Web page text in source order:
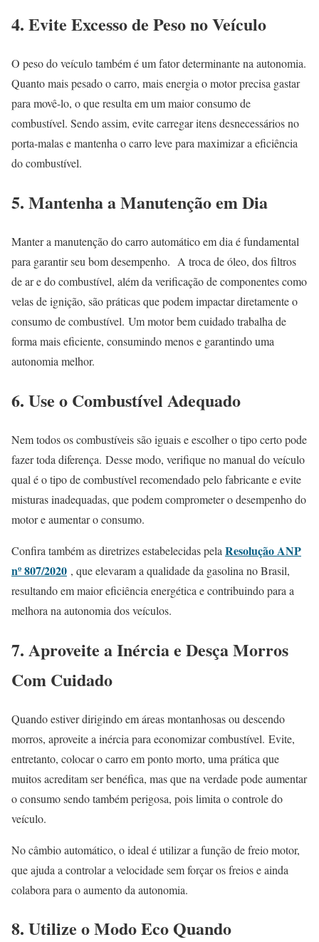
4. Evite Excesso de Peso no Veículo
O peso do veículo também é um fator determinante na autonomia.
Quanto mais pesado o carro, mais energia o motor precisa gastar
para movê-lo, o que resulta em um maior consumo de
combustível. Sendo assim, evite carregar itens desnecessários no
porta-malas e mantenha o carro leve para maximizar a eficiência
do combustível.
5. Mantenha a Manutenção em Dia
Manter a manutenção do carro automático em dia é fundamental
para garantir seu bom desempenho. A troca de óleo, dos filtros
de ar e do combustível, além da verificação de componentes como
velas de ignição, são práticas que podem impactar diretamente o
consumo de combustível. Um motor bem cuidado trabalha de
forma mais eficiente, consumindo menos e garantindo uma
autonomia melhor.
6. Use o Combustível Adequado
Nem todos os combustíveis são iguais e escolher o tipo certo pode
fazer toda diferença. Desse modo, verifique no manual do veículo
qual é o tipo de combustível recomendado pelo fabricante e evite
misturas inadequadas, que podem comprometer o desempenho do
motor e aumentar o consumo.
Confira também as diretrizes estabelecidas pela Resolução ANP
nº 807/2020 , que elevaram a qualidade da gasolina no Brasil,
resultando em maior eficiência energética e contribuindo para a
melhora na autonomia dos veículos.
7. Aproveite a Inércia e Desça Morros
Com Cuidado
Quando estiver dirigindo em áreas montanhosas ou descendo
morros, aproveite a inércia para economizar combustível. Evite,
entretanto, colocar o carro em ponto morto, uma prática que
muitos acreditam ser benéfica, mas que na verdade pode aumentar
o consumo sendo também perigosa, pois limita o controle do
veículo.
No câmbio automático, o ideal é utilizar a função de freio motor,
que ajuda a controlar a velocidade sem forçar os freios e ainda
colabora para o aumento da autonomia.
8. Utilize o Modo Eco Quando